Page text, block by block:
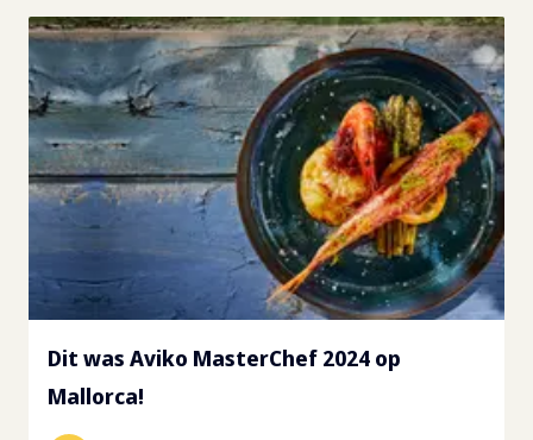
Dit was Aviko MasterChef 2024 op
Mallorca!